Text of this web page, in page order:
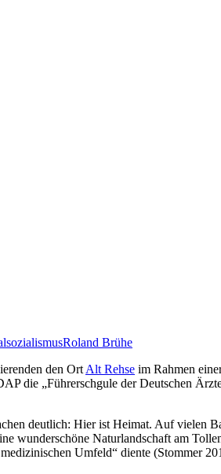
Roland Brühe
den Ort Alt Rehse im Rahmen
die „Führerschgule der Deutschen
deutlich: Hier ist Heimat. Auf vielen
wunderschöne Naturlandschaft am
Umfeld“ diente (Stommer